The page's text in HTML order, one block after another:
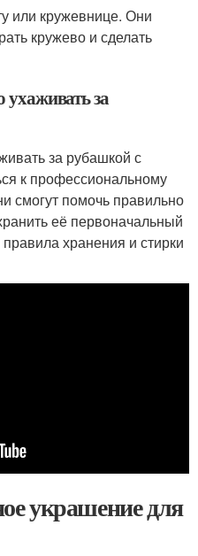
или кружевнице. Они
кружево и сделать
за
за рубашкой с
к профессиональному
смогут помочь правильно
её первоначальный
хранения и стирки
украшение для